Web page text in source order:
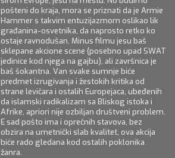
pošteni do kraja, mora se priznati da je Armie
Hammer s takvim entuzijazmom oslikao lik
građanina-osvetnika, da naprosto retko ko
ostaje ravnodušan. Minus filmu jesu baš
sklepane akcione scene (posebno upad SWAT
jedinice kod njega na gajbu), ali završnica je
baš šokantna. Van svake sumnje biće
predmet izrugivanja i žestokih kritika od
strane levičara i ostalih Europejaca, ubeđenih
da islamski radikalizam sa Bliskog istoka i
Afrike, apriori nije ozbiljan društveni problem.
E sad pošto ima i oprečnih stavova, bez
obzira na umetnički slab kvalitet, ova akcija
biće rado gledana kod ostalih poklonika
žanra.